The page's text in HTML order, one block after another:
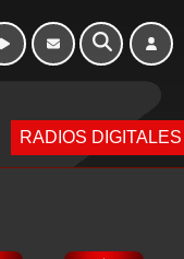
RADIOS DIGITALES
Week-end de 16h
à 20h